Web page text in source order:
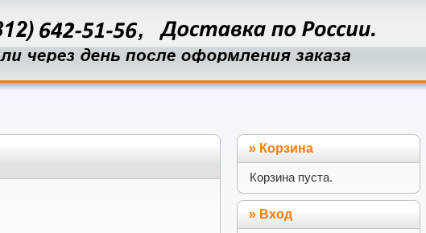
» Корзина
Корзина пуста.
» Вход